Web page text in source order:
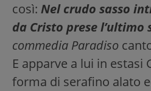
così: Nel crudo sasso
da Cristo prese
commedia Paradiso
E apparve a lui in estasi
forma di serafino alato